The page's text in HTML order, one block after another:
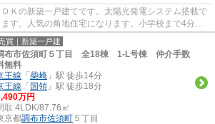
Ｋの新築一戸建てです。太陽光発電システム搭載で
す。人気の角地住宅になります。小学校まで4分で
をお探しなら多摩地区...
買｜新築一戸建
布市佐須町５丁目 全18棟 1-L号棟 仲介手数
無料
王線 「 柴崎 」駅 徒歩14分
王線 「 国領 」駅 徒歩18分
万円
取:4LDK/87.76㎡
京都調布市佐須町 ５丁目